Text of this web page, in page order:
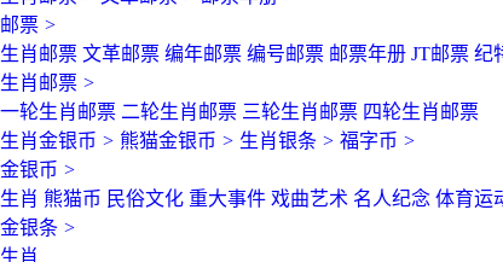
邮票 >
生肖邮票 文革邮票 编年邮票 编号邮票 邮票年册 JT邮票 纪
生肖邮票 >
一轮生肖邮票 二轮生肖邮票 三轮生肖邮票 四轮生肖邮票
生肖金银币 > 熊猫金银币 > 生肖银条 > 福字币 >
金银币 >
生肖 熊猫币 民俗文化 重大事件 戏曲艺术 名人纪念 体育运
金银条 >
生肖